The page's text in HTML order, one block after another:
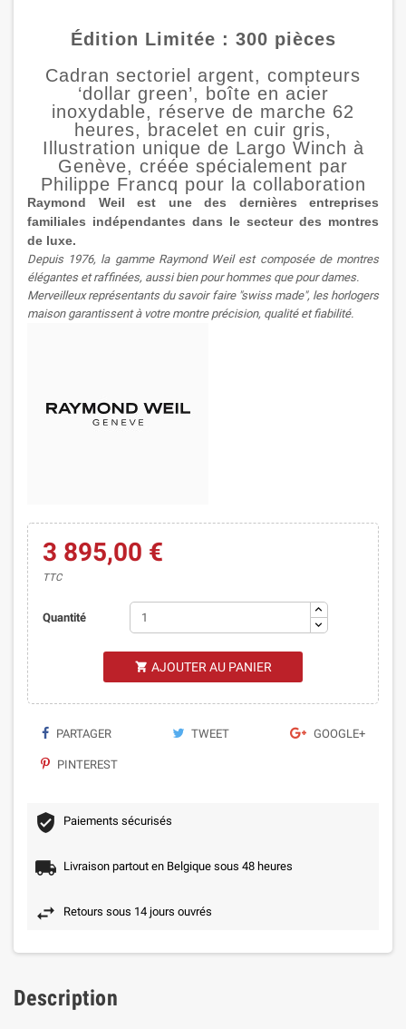
Édition Limitée : 300 pièces
Cadran sectoriel argent, compteurs
‘dollar green’, boîte en acier
inoxydable, réserve de marche 62
heures, bracelet en cuir gris,
Illustration unique de Largo Winch à
Genève, créée spécialement par
Philippe Francq pour la collaboration
Raymond Weil est une des dernières entreprises
familiales indépendantes dans le secteur des montres
de luxe.
Depuis 1976, la gamme Raymond Weil est composée de montres
élégantes et raffinées, aussi bien pour hommes que pour dames.
Merveilleux représentants du savoir faire "swiss made", les horlogers
maison garantissent à votre montre précision, qualité et fiabilité.
3 895,00 €
TTC
Quantité
 AJOUTER AU PANIER
PARTAGER TWEET GOOGLE+
PINTEREST
Paiements sécurisés
Livraison partout en Belgique sous 48 heures
Retours sous 14 jours ouvrés
Description